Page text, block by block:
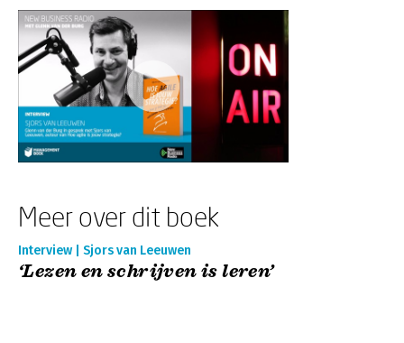
Meer over dit boek
Interview | Sjors van Leeuwen
‘Lezen en schrijven is leren’